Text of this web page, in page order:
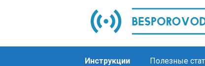
Инструкции Полезные